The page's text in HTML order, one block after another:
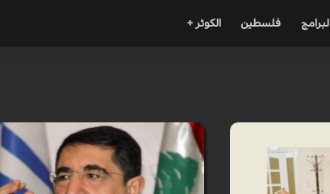
البرامج فلسطين الكوثر +